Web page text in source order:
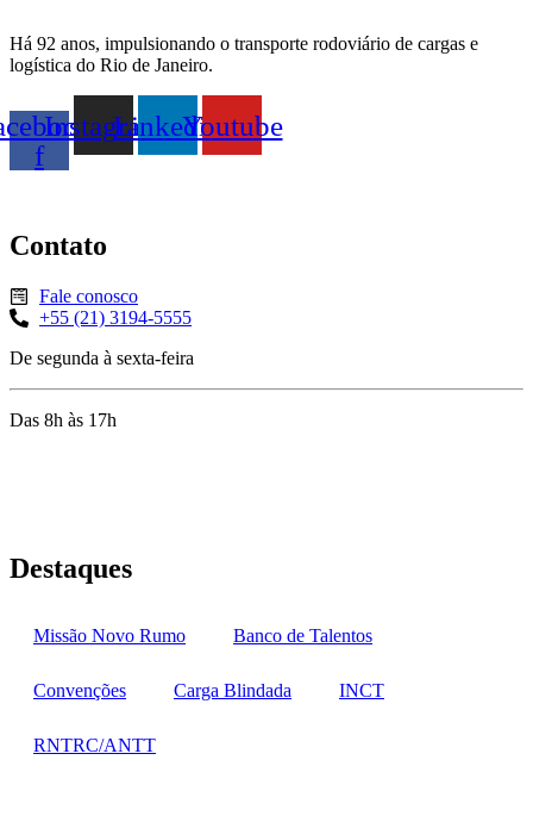
Há 92 anos, impulsionando o transporte rodoviário de cargas e
logística do Rio de Janeiro.
f
InstagramLinkedinYoutube
Contato
Fale conosco
+55 (21) 3194-5555
De segunda à sexta-feira
Das 8h às 17h
Destaques
Missão Novo Rumo Banco de Talentos
Convenções Carga Blindada INCT
RNTRC/ANTT